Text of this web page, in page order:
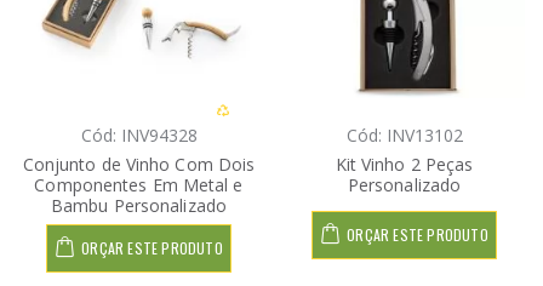
Cód: INV94328
Conjunto de Vinho Com Dois
Componentes Em Metal e
Bambu Personalizado
ORÇAR ESTE PRODUTO
Cód: INV13102
Kit Vinho 2 Peças
Personalizado
ORÇAR ESTE PRODUTO